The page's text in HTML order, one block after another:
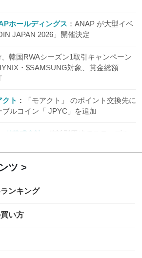
ホールディングス
ANAP が大型イベ
JAPAN 2026」開催決定
韓国RWAシーズン1取引キャンペーン
・$SAMSUNG対象、賞金総額
ト
「モアクト」 のポイント交換先に
ブルコイン「 JPYC」を追加
ド株式会社
信託型円建てステーブル
ツ
ンキング
い方